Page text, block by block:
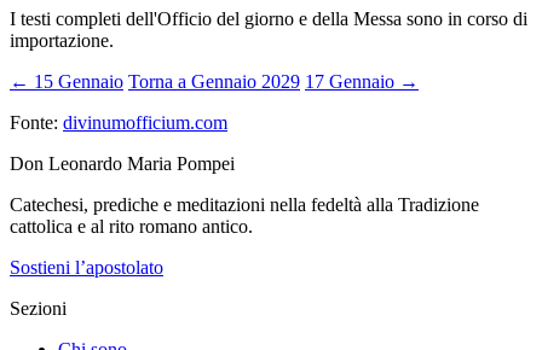
I testi completi dell'Officio del giorno e della Messa sono in corso di
importazione.
← 15 Gennaio Torna a Gennaio 2029 17 Gennaio →
Fonte: divinumofficium.com
Don Leonardo Maria Pompei
Catechesi, prediche e meditazioni nella fedeltà alla Tradizione
cattolica e al rito romano antico.
Sostieni l’apostolato
Sezioni